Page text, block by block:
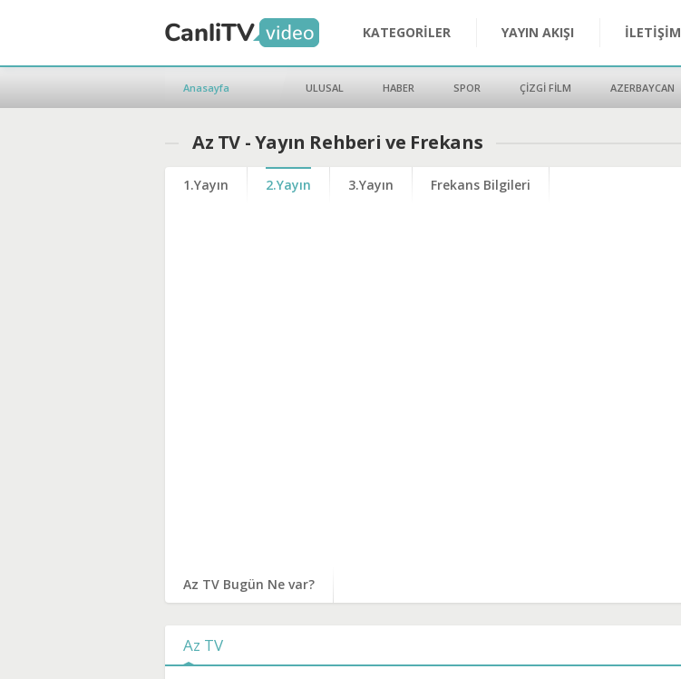
KATEGORİLER YAYIN AKIŞI İLETİŞİM
Anasayfa ULUSAL HABER SPOR ÇİZGİ FİLM AZERBAYCAN
Az TV - Yayın Rehberi ve Frekans
1.Yayın 2.Yayın 3.Yayın Frekans Bilgileri
Az TV Bugün Ne var?
Az TV